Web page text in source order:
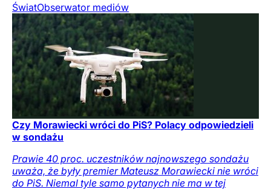
ŚwiatObserwator mediów
Czy Morawiecki wróci do PiS? Polacy odpowiedzieli
w sondażu
Prawie 40 proc. uczestników najnowszego sondażu
uważa, że były premier Mateusz Morawiecki nie wróci
do PiS. Niemal tyle samo pytanych nie ma w tej